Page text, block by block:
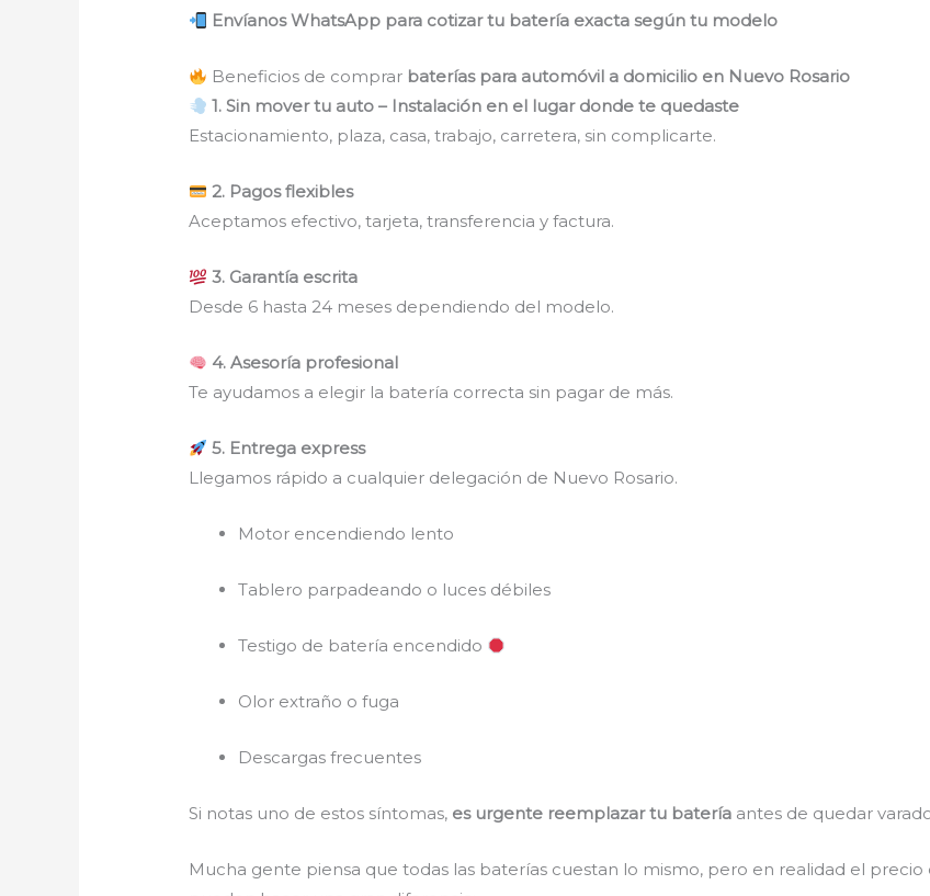
Envíanos WhatsApp para cotizar tu batería exacta según tu modelo
Beneficios de comprar baterías para automóvil a domicilio en Nuevo Rosario
1. Sin mover tu auto – Instalación en el lugar donde te quedaste
Estacionamiento, plaza, casa, trabajo, carretera, sin complicarte.
2. Pagos flexibles
Aceptamos efectivo, tarjeta, transferencia y factura.
3. Garantía escrita
Desde 6 hasta 24 meses dependiendo del modelo.
4. Asesoría profesional
Te ayudamos a elegir la batería correcta sin pagar de más.
5. Entrega express
Llegamos rápido a cualquier delegación de Nuevo Rosario.
Motor encendiendo lento
Tablero parpadeando o luces débiles
Testigo de batería encendido
Olor extraño o fuga
Descargas frecuentes
Si notas uno de estos síntomas, es urgente reemplazar tu batería antes de quedar
Mucha gente piensa que todas las baterías cuestan lo mismo, pero en realidad el